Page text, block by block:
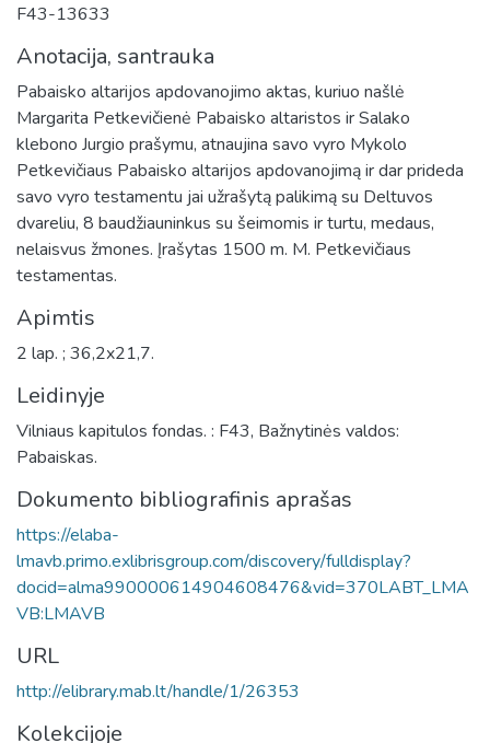
F43-13633
Anotacija, santrauka
Pabaisko altarijos apdovanojimo aktas, kuriuo našlė
Margarita Petkevičienė Pabaisko altaristos ir Salako
klebono Jurgio prašymu, atnaujina savo vyro Mykolo
Petkevičiaus Pabaisko altarijos apdovanojimą ir dar prideda
savo vyro testamentu jai užrašytą palikimą su Deltuvos
dvareliu, 8 baudžiauninkus su šeimomis ir turtu, medaus,
nelaisvus žmones. Įrašytas 1500 m. M. Petkevičiaus
testamentas.
Apimtis
2 lap. ; 36,2x21,7.
Leidinyje
Vilniaus kapitulos fondas. : F43, Bažnytinės valdos:
Pabaiskas.
Dokumento bibliografinis aprašas
https://elaba-
lmavb.primo.exlibrisgroup.com/discovery/fulldisplay?
docid=alma990000614904608476&vid=370LABT_LMA
VB:LMAVB
URL
http://elibrary.mab.lt/handle/1/26353
Kolekcijoje